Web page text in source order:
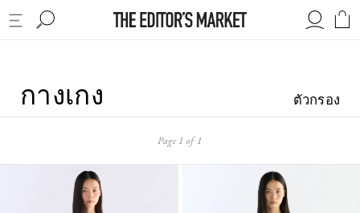
กางเกง ตัวกรอง
Page 1 of 1